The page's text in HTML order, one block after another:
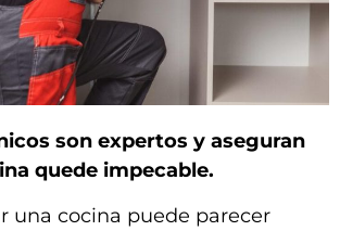
son expertos y aseguran
quede impecable.
una cocina puede parecer